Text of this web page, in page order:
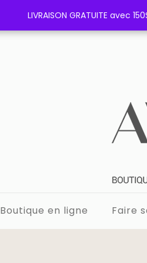
Boutique en ligne Faire
LIVRAISON GRATUITE avec
LIVRAISON GRATUITE avec